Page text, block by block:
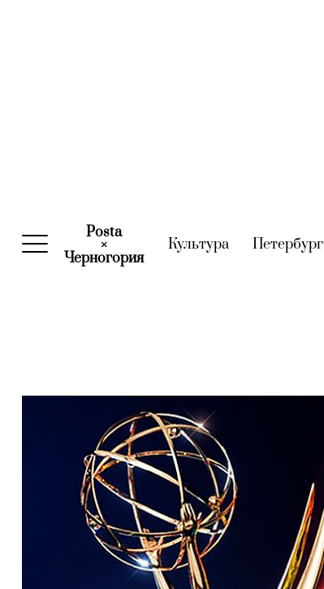
Posta
×
Черногория(current)
Культура(current)
Петербург